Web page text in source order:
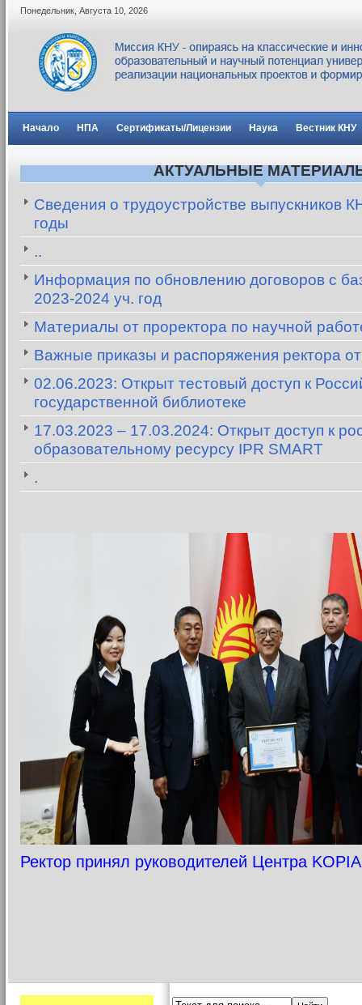
Понедельник Августа 10 2026
Начало НПА Сертификаты/Лицензии Наука Вестник КНУ
АКТУАЛЬНЫЕ
Сведения о трудоустройстве выпускников
годы
..
Информация по обновлению договоров с
2023-2024 уч. год
Материалы от проректора по научной
Важные приказы и распоряжения ректора
02.06.2023: Открыт тестовый доступ к
государственной библиотеке
17.03.2023 – 17.03.2024: Открыт доступ к
образовательному ресурсу IPR SMART
.
Ректор принял руководителей Центра KOPIA